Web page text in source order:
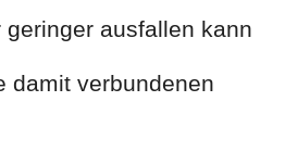
ausfallen kann
damit verbundenen